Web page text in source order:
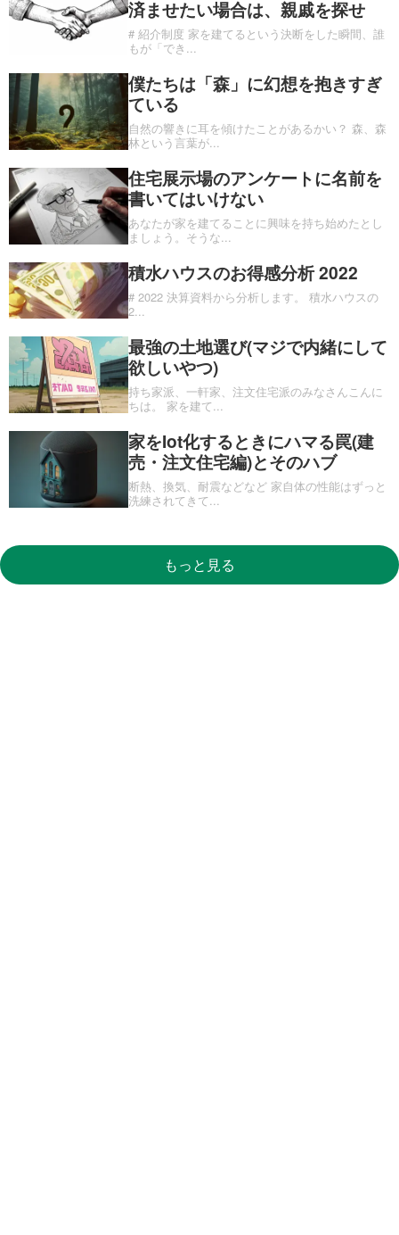
済ませたい場合は、親戚を探せ
# 紹介制度 家を建てるという決断をした瞬間、誰
もが「でき ...
僕たちは「森」に幻想を抱きすぎ
ている
自然の響きに耳を傾けたことがあるかい？ 森、森
林という言葉が...
住宅展示場のアンケートに名前を
書いてはいけない
あなたが家を建てることに興味を持ち始めたとし
ましょう。そうな...
積水ハウスのお得感分析 2022
# 2022 決算資料から分析します。 積水ハウスの
2...
最強の土地選び(マジで内緒にして
欲しいやつ)
持ち家派、一軒家、注文住宅派のみなさんこんに
ちは。 家を建て...
家をIot化するときにハマる罠(建
売・注文住宅編)とそのハブ
断熱、換気、耐震などなど 家自体の性能はずっと
洗練されてきて...
もっと見る